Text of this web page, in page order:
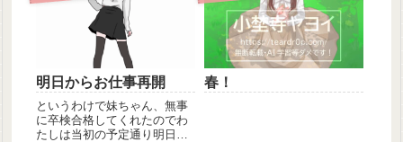
明日からお仕事再開
というわけで妹ちゃん、無事
に卒検合格してくれたのでわ
たしは当初の予定通り明日か
春！